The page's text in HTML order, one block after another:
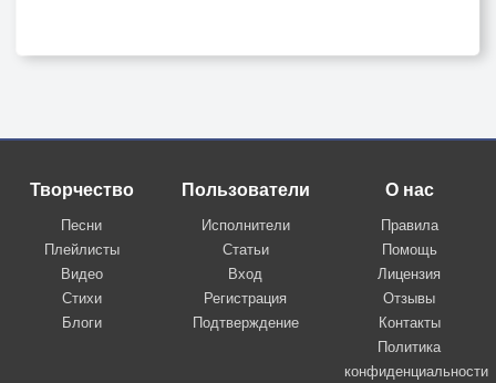
Творчество
Песни
Плейлисты
Видео
Стихи
Блоги
Пользователи
Исполнители
Статьи
Вход
Регистрация
Подтверждение
О нас
Правила
Помощь
Лицензия
Отзывы
Контакты
Политика
конфиденциальности